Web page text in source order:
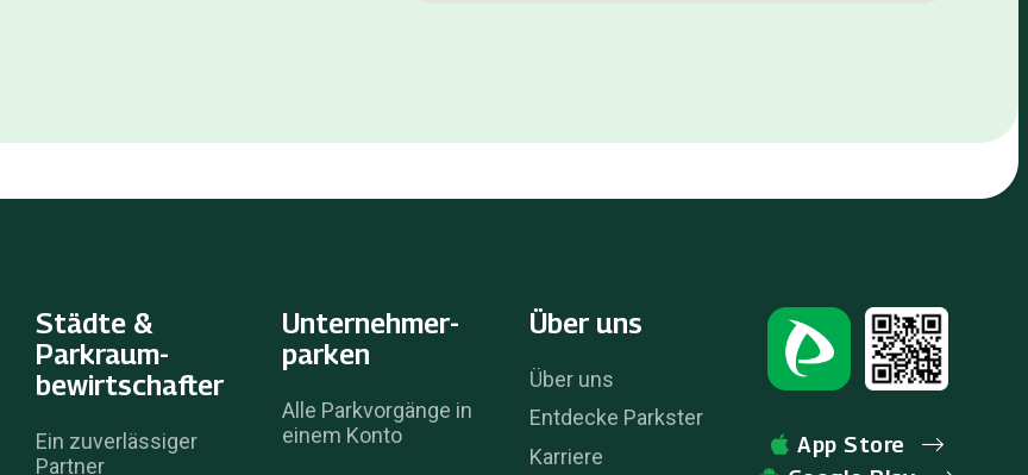
Städte &
Parkraum­
bewirtschafter
Ein zuverlässiger
Partner
Unternehmer­
parken
Alle Parkvorgänge in
einem Konto
Über uns
Über uns
Entdecke Parkster
Karriere
App Store